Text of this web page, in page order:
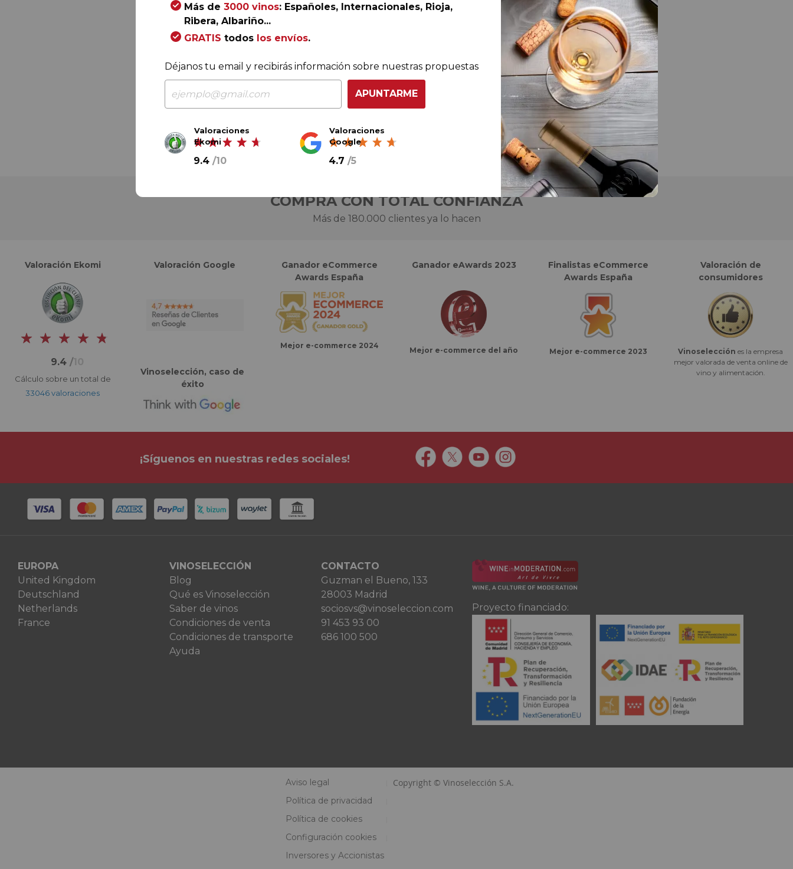
40,95 €
€/ botella
AÑADIR AL CARRITO
COMPRA CON TOTAL CONFIANZA
Más de 180.000 clientes ya lo hacen
Valoración Ekomi
9.4 /10
Cálculo sobre un total de
33046 valoraciones
Valoración Google
Vinoselección, caso de
éxito
Ganador eCommerce
Awards España
Mejor e-commerce 2024
Ganador eAwards 2023
Mejor e-commerce del año
Finalistas eCommerce
Awards España
Mejor e-commerce 2023
Valoración de
consumidores
Vinoselección es la empresa
mejor valorada de venta online de
vino y alimentación.
¡Síguenos en nuestras redes sociales!
EUROPA
United Kingdom
Deutschland
Netherlands
France
VINOSELECCIÓN
Blog
Qué es Vinoselección
Saber de vinos
Condiciones de venta
Condiciones de transporte
Ayuda
CONTACTO
Guzman el Bueno, 133
28003 Madrid
sociosvs@vinoseleccion.com
91 453 93 00
686 100 500
Proyecto financiado:
Aviso legal
Política de privacidad
Política de cookies
Configuración cookies
Inversores y Accionistas
Copyright © Vinoselección S.A.
Más de 3000 vinos: Españoles, Internacionales, Rioja,
Ribera, Albariño...
GRATIS todos los envíos.
Déjanos tu email y recibirás información sobre nuestras propuestas
APUNTARME
Valoraciones
Ekomi
9.4 /10
Valoraciones
Google
4.7 /5